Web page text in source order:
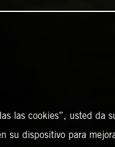
las cookies”, usted da
su dispositivo para